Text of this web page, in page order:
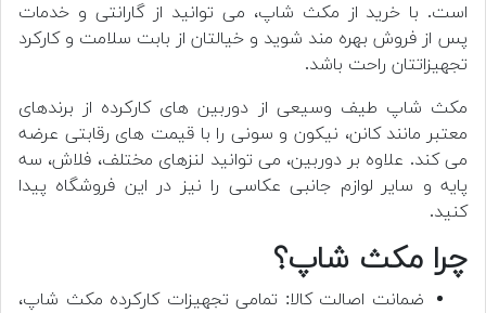
است. با خرید از مکث شاپ، می توانید از گارانتی و خدمات
پس از فروش بهره مند شوید و خیالتان از بابت سلامت و کارکرد
تجهیزاتتان راحت باشد.
مکث شاپ طیف وسیعی از دوربین های کارکرده از برندهای
معتبر مانند کانن، نیکون و سونی را با قیمت های رقابتی عرضه
می کند. علاوه بر دوربین، می توانید لنزهای مختلف، فلاش، سه
پایه و سایر لوازم جانبی عکاسی را نیز در این فروشگاه پیدا
کنید.
چرا مکث شاپ؟
ضمانت اصالت کالا: تمامی تجهیزات کارکرده مکث شاپ،